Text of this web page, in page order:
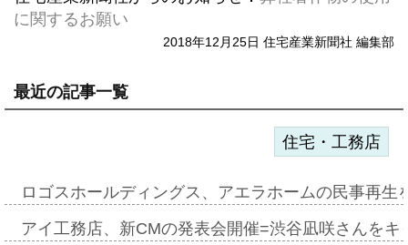
に関するお願い
2018年12月25日 住宅産業新聞社 編集部
最近の記事一覧
住宅・工務店
ロゴスホールディングス、アエラホームの民事再
アイ工務店、新CMの発表会開催=渋谷凪咲さんを